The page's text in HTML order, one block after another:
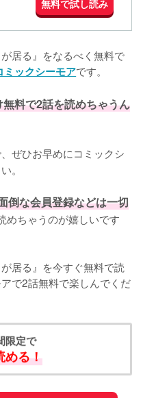
無料で試し読み
居る』をなるべく無料で
ミックシーモアです。
無料で2話を読めちゃうん
ぜひお早めにコミックシ
。
倒な会員登録などは一切
めちゃうのが嬉しいです
居る』を今すぐ無料で読
で2話無料で楽しんでくだ
限定で
める！